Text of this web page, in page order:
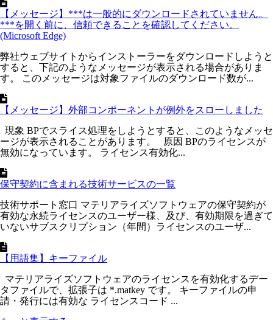
【メッセージ】***は一般的にダウンロードされていません。
***を開く前に、信頼できることを確認してください。
(Microsoft Edge)
弊社ウェブサイトからインストーラーをダウンロードしようと
すると、下記のようなメッセージが表示される場合がありま
す。 このメッセージは対象ファイルのダウンロード数が...
【メッセージ】外部コンポーネントが例外をスローしました
現象 BPでスライス処理をしようとすると、このようなメッセ
ージが表示されることがあります。 原因 BPのライセンスが
無効になっています。 ライセンス有効化...
保守契約に含まれる技術サービスの一覧
技術サポート窓口 マテリアライズソフトウェアの保守契約が
有効な永続ライセンスのユーザー様、及び、有効期限を過ぎて
いないサブスクリプション（年間）ライセンスのユーザ...
【用語集】キーファイル
マテリアライズソフトウェアのライセンスを有効化するデー
タファイルで、拡張子は *.matkey です。 キーファイルの申
請・発行には有効な ライセンスコード ...